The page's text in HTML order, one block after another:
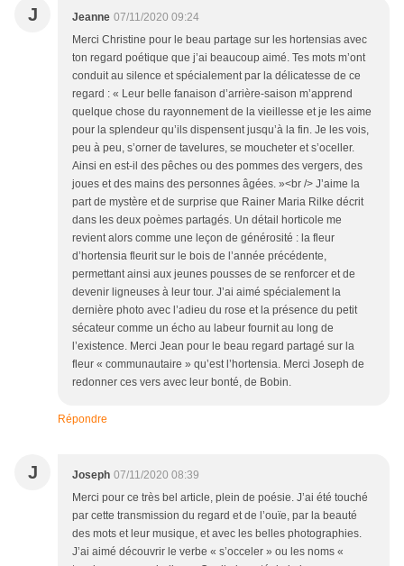
J Jeanne 07/11/2020 09:24
Merci Christine pour le beau partage sur les hortensias avec
ton regard poétique que j’ai beaucoup aimé. Tes mots m’ont
conduit au silence et spécialement par la délicatesse de ce
regard : « Leur belle fanaison d’arrière-saison m’apprend
quelque chose du rayonnement de la vieillesse et je les aime
pour la splendeur qu’ils dispensent jusqu’à la fin. Je les vois,
peu à peu, s’orner de tavelures, se moucheter et s’oceller.
Ainsi en est-il des pêches ou des pommes des vergers, des
joues et des mains des personnes âgées. »<br /> J’aime la
part de mystère et de surprise que Rainer Maria Rilke décrit
dans les deux poèmes partagés. Un détail horticole me
revient alors comme une leçon de générosité : la fleur
d’hortensia fleurit sur le bois de l’année précédente,
permettant ainsi aux jeunes pousses de se renforcer et de
devenir ligneuses à leur tour. J’ai aimé spécialement la
dernière photo avec l’adieu du rose et la présence du petit
sécateur comme un écho au labeur fournit au long de
l’existence. Merci Jean pour le beau regard partagé sur la
fleur « communautaire » qu’est l’hortensia. Merci Joseph de
redonner ces vers avec leur bonté, de Bobin.
Répondre
J Joseph 07/11/2020 08:39
Merci pour ce très bel article, plein de poésie. J’ai été touché
par cette transmission du regard et de l’ouïe, par la beauté
des mots et leur musique, et avec les belles photographies.
J’ai aimé découvrir le verbe « s’occeler » ou les noms «